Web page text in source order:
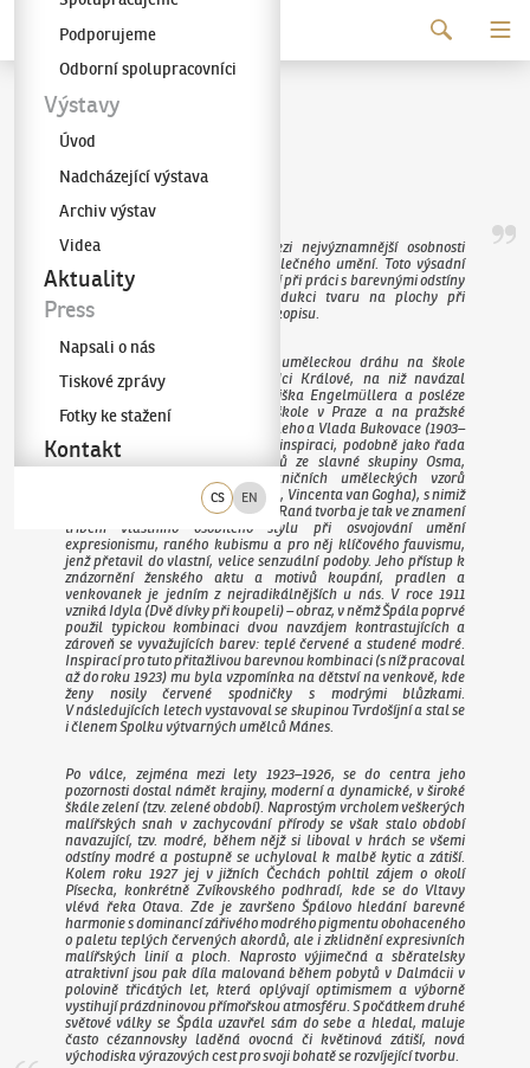
Galerie KODL
CS EN
Podporujeme
Odborní spolupracovníci
Výstavy
Úvod
Nadcházející výstava
Archiv výstav
Videa
Aktuality
Press
Napsali o nás
Tiskové zprávy
Fotky ke stažení
Kontakt
Václav Špála
(1885–1946)
Malíř Václav Špála se řadí mezi nejvýznamnější osobnosti
českého předválečného a meziválečného umění. Toto výsadní
postavení si vysloužil svou citlivostí při práci s barevnými odstíny
a ohromujícím talentem pro redukci tvaru na plochy při
zachování měkkého štětcového rukopisu.
Špála započal svou jedinečnou uměleckou dráhu na škole
uměleckého zámečnictví v Hradci Králové, na niž navázal
soukromým doučováním u Františka Engelmüllera a posléze
studii na Uměleckoprůmyslové škole v Praze a na pražské
Akademii u profesorů Franze Thieleho a Vlada Bukovace (1903–
1908). V počátcích tvorby čerpal inspiraci, podobně jako řada
jeho vrstevníků a později kolegů ze slavné skupiny Osma,
především z aktuálních zahraničních uměleckých vzorů
(Edvarda Muncha, Paula Cézanna, Vincenta van Gogha), s nimiž
se seznámil během cest po Evropě. Raná tvorba je tak ve znamení
tříbení vlastního osobitého stylu při osvojování umění
expresionismu, raného kubismu a pro něj klíčového fauvismu,
jenž přetavil do vlastní, velice senzuální podoby. Jeho přístup k
znázornění ženského aktu a motivů koupání, pradlen a
venkovanek je jedním z nejradikálnějších u nás. V roce 1911
vzniká Idyla (Dvě dívky při koupeli)– obraz, v němž Špála poprvé
použil typickou kombinaci dvou navzájem kontrastujících a
zároveň se vyvažujících barev: teplé červené a studené modré.
Inspirací pro tuto přitažlivou barevnou kombinaci (s níž pracoval
až do roku 1923) mu byla vzpomínka na dětství na venkově, kde
ženy nosily červené spodničky s modrými blůzkami.
V následujících letech vystavoval se skupinou Tvrdošíjní a stal se
i členem Spolku výtvarných umělců Mánes.
Po válce, zejména mezi lety 1923–1926, se do centra jeho
pozornosti dostal námět krajiny, moderní a dynamické, v široké
škále zelení (tzv. zelené období). Naprostým vrcholem veškerých
malířských snah v zachycování přírody se však stalo období
navazující, tzv. modré, během nějž si liboval v hrách se všemi
odstíny modré a postupně se uchyloval k malbě kytic a zátiší.
Kolem roku 1927 jej v jižních Čechách pohltil zájem o okolí
Písecka, konkrétně Zvíkovského podhradí, kde se do Vltavy
vlévá řeka Otava. Zde je završeno Špálovo hledání barevné
harmonie s dominancí zářivého modrého pigmentu obohaceného
o paletu teplých červených akordů, ale i zklidnění expresivních
malířských linií a ploch. Naprosto výjimečná a sběratelsky
atraktivní jsou pak díla malovaná během pobytů v Dalmácii v
polovině třicátých let, která oplývají optimismem a výborně
vystihují prázdninovou přímořskou atmosféru. S počátkem druhé
světové války se Špála uzavřel sám do sebe a hledal, maluje
často cézannovsky laděná ovocná či květinová zátiší, nová
východiska výrazových cest pro svoji bohatě se rozvíjející tvorbu.